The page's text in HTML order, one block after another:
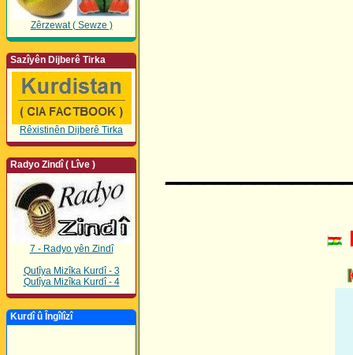
Zêrzewat ( Sewze )
Sazîyên Dijberê Tirka
Rêxistinên Dijberê Tirka
Radyo Zindî ( Lîve )
7 - Radyo yên Zindî
Qutîya Mizîka Kurdî - 3
Qutîya Mizîka Kurdî - 4
Kurdî û Îngîlîzî